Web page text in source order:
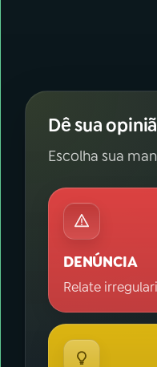
Dê sua
Escolha sua
DENÚNCIA
Relate